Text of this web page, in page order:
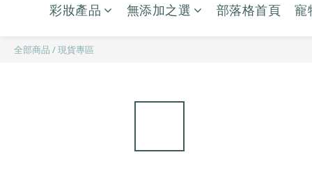
彩妝產品
無添加之選 部落格首頁 寵
全部商品 /現貨專區